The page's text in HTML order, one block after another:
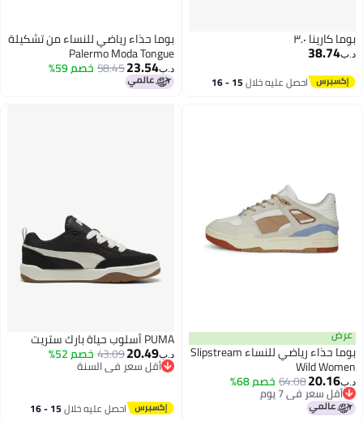
3
بوما كارينا ٣.٠
د.ب‏38.74
احصل عليه خلال 15 - 16
بوما حذاء رياضي للنساء من تشكيلة
Palermo Moda Tongue
د.ب‏23.54
58.45خصم 59%
عرض
بوما حذاء رياضي للنساء Slipstream
Wild Women
د.ب‏20.16
64.08خصم 68% أقل سعر في 7 يوم
باقي 1 وحدات في المخزون
أقل سعر في 7 يوم
PUMA أسلوب حياة بارك ستريت
د.ب‏20.49
43.09خصم 52%
أقل سعر في السنة
أقل سعر في السنة
احصل عليه خلال 15 - 16